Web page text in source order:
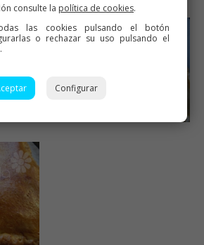
consulte la política de cookies.
las cookies pulsando el botón
o rechazar su uso pulsando el
Configurar